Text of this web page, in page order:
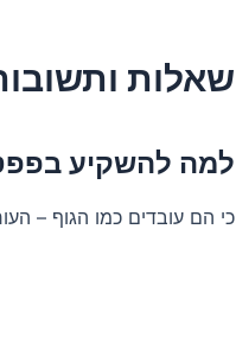
שאלות
למה להשקיע
כי הם עובדים כמו הגוף –